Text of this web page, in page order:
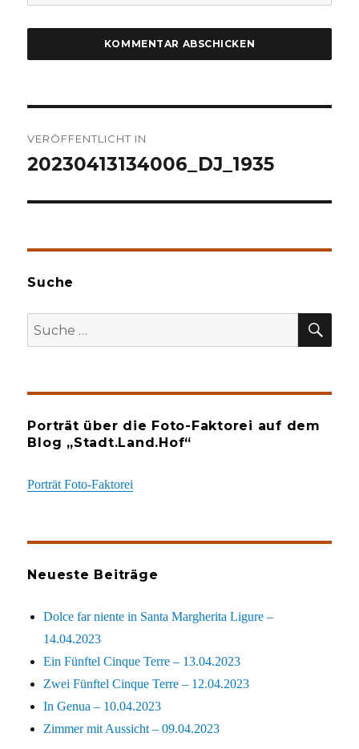
VERÖFFENTLICHT IN
20230413134006_DJ_1935
Suche
Suche
nach:
Porträt über die Foto-Faktorei auf dem
Blog „Stadt.Land.Hof“
Porträt Foto-Faktorei
Neueste Beiträge
Dolce far niente in Santa Margherita Ligure –
14.04.2023
Ein Fünftel Cinque Terre – 13.04.2023
Zwei Fünftel Cinque Terre – 12.04.2023
In Genua – 10.04.2023
Zimmer mit Aussicht – 09.04.2023